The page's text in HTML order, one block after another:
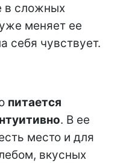
в сложных
меняет ее
себя чувствует.
питается
. В ее
место и для
вкусных